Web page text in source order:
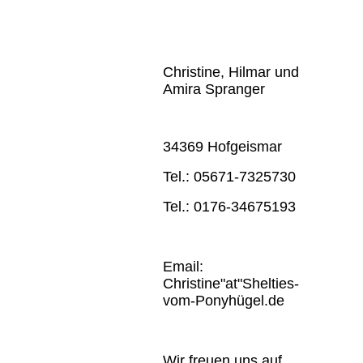
Christine, Hilmar und
Amira Spranger
34369 Hofgeismar
Tel.: 05671-7325730
Tel.: 0176-34675193
Email:
Christine"at"Shelties-
vom-Ponyhügel.de